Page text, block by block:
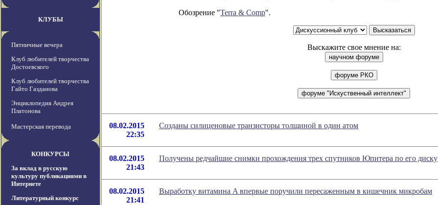
КЛУБЫ
Пятничные вечера
Клуб любителей творчества
Достоевского
Клуб любителей творчества
Гайто Газданова
Энциклопедия Андрея
Платонова
Мастерская перевода
КОНКУРСЫ
За вклад в русскую
культуру публикациями в
Интернете
Литературный конкурс
Обозрение "Terra & Comp".
Выскажите свое мнение на:
08.02.2015
22:35
Созданы силиценовые транзисторы толщиной в один атом
08.02.2015
21:43
Получены редчайшие снимки прохождения трех спутников Юпитера по его диску
08.02.2015
21:41
Выработку витамина A впервые поручили пересаженным в кишечник микробам